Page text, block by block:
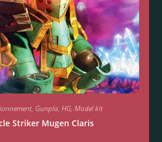
, Gunpla, HG, Model kit
Striker Mugen Claris